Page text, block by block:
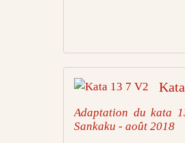
Adaptation du kata
Sankaku - août 2018